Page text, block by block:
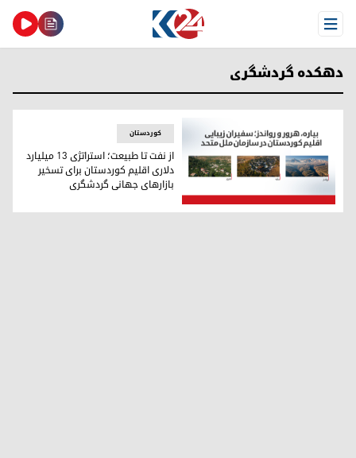
Open Menu
دهکدە گردشگری
از نفت تا طبیعت؛ استراتژی ۱۳ میلیارد دلاری اقلیم کوردستان برای تسخیر بازارهای جهانی گردشگری
کوردستان
از نفت تا طبیعت؛ استراتژی ۱۳ میلیارد
دلاری اقلیم کوردستان برای تسخیر
بازارهای جهانی گردشگری